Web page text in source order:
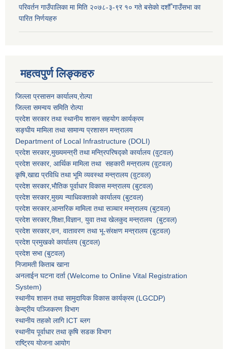
परिवर्तन गाउँपालिका मा मिति २०७८-३-९र १० गते बसेकाे दशौँ गाउँसभा का
पारित निर्णयहरु
महत्वपुर्ण लिङ्कहरु
जिल्ला प्रसासन कार्यालय,राेल्पा
जिल्ला समन्वय समिति रोल्पा
प्रदेश सरकार तथा स्थानीय शासन सहयाेग कार्यक्रम
सङ्‍घीय मामिला तथा सामान्य प्रशासन मन्त्रालय
Department of Local Infrastructure (DOLI)
प्रदेश सरकार,मुख्यमन्त्री तथा मन्त्रिपरिषद्को कार्यालय (वुटवल)
प्रदेश सरकार, आर्थिक मामिला तथा सहकारी मन्त्रालय (वुटवल)
कृषि,खाद्य प्रविधि तथा भूमि व्यवस्था मन्त्रालय (वुटवल)
प्रदेश सरकार,भाैतिक पूर्वाधार विकास मन्त्रालय (बुटवल)
प्रदेश सरकार,मुख्य न्याधिवक्ताकाे कार्यालय (बुटवल)
प्रदेश सरकार,आन्तरिक मामिला तथा सञ्चार मन्त्रालय (बुटवल)
प्रदेश सरकार,शिक्षा,विज्ञान, युवा तथा खेलकुद मन्त्रालय (बुटवल)
प्रदेश सरकार,वन, वातावरण तथा भू-संरक्षण मन्त्रालय (बुटवल)
प्रदेश प्रमुखकाे कार्यालय (बुटवल)
प्रदेश सभा (बुटवल)
निजामती किताब खाना
अनलाईन घटना दर्ता (Welcome to Online Vital Registration
System)
स्थानीय शासन तथा सामुदायिक विकास कार्यक्रम (LGCDP)
केन्द्रीय पञ्जिकरण विभाग
स्थानीय तहको लागि ICT ब्लग
स्थानीय पूर्वाधार तथा कृषि सडक विभाग
राष्ट्रिय योजना आयोग